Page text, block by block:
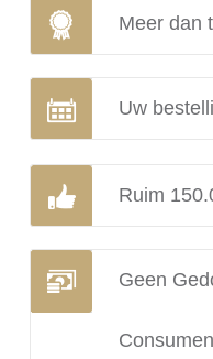
Meer dan
Uw
Ruim
Geen